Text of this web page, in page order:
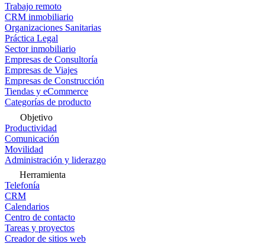
Trabajo remoto
CRM inmobiliario
Organizaciones Sanitarias
Práctica Legal
Sector inmobiliario
Empresas de Consultoría
Empresas de Viajes
Empresas de Construcción
Tiendas y eCommerce
Categorías de producto
Objetivo
Productividad
Comunicación
Movilidad
Administración y liderazgo
Herramienta
Telefonía
CRM
Calendarios
Centro de contacto
Tareas y proyectos
Creador de sitios web